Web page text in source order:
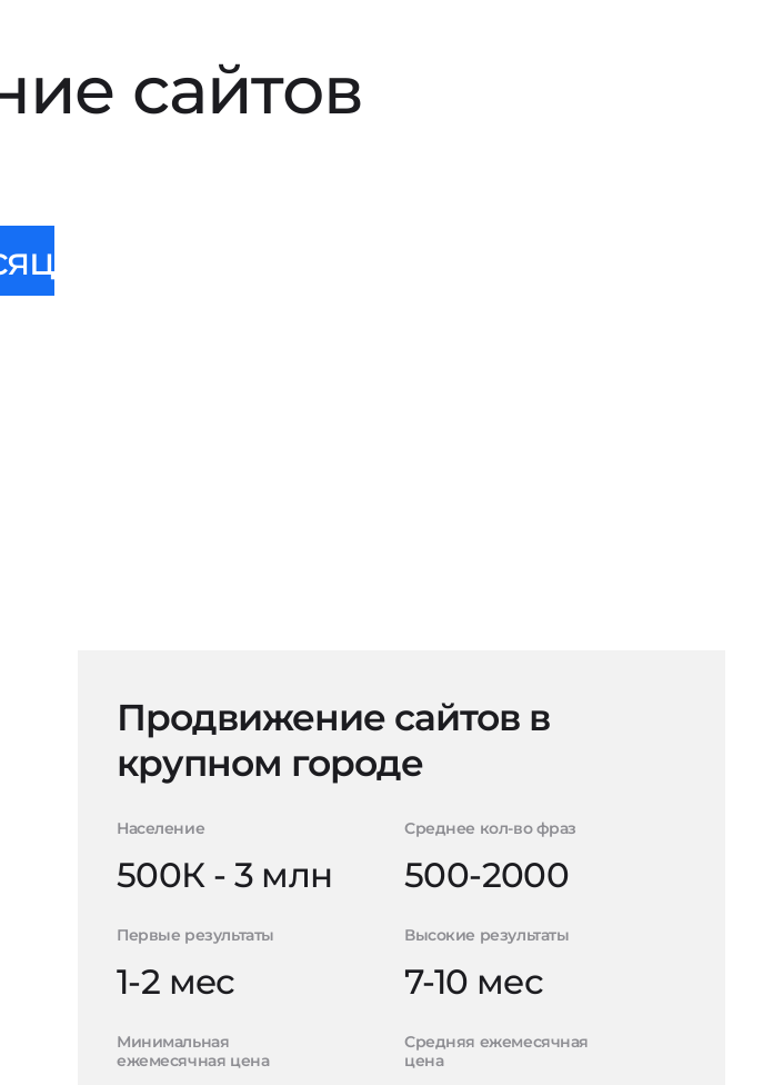
сайтов
Продвижение сайтов в
крупном городе
Население
500К - 3 млн
Среднее кол-во фраз
500-2000
Первые результаты
1-2 мес
Высокие результаты
7-10 мес
Минимальная
ежемесячная цена
Средняя ежемесячная
цена